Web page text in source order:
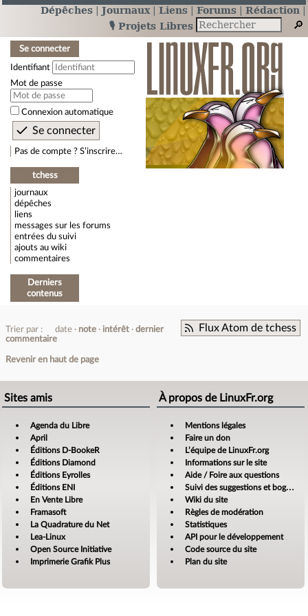
Dépêches Journaux Liens Forums
Rédaction
🎙️ Projets Libres
Se connecter
Identifiant
Mot de passe
Connexion automatique
Pas de compte ? S’inscrire…
tchess
journaux
dépêches
liens
messages sur les forums
entrées du suivi
ajouts au wiki
commentaires
Derniers
contenus
Flux Atom de tchess
Trier par : date note intérêt
dernier
commentaire
Revenir en haut de page
Sites amis
Agenda du Libre
April
Éditions D-BookeR
Éditions Diamond
Éditions Eyrolles
Éditions ENI
En Vente Libre
Framasoft
La Quadrature du Net
Lea-Linux
Open Source Initiative
Imprimerie Grafik Plus
À propos de LinuxFr.org
Mentions légales
Faire un don
L’équipe de LinuxFr.org
Informations sur le site
Aide / Foire aux questions
Suivi des suggestions et bogues
Wiki du site
Règles de modération
Statistiques
API pour le développement
Code source du site
Plan du site